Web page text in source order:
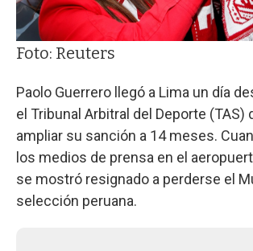
Foto: Reuters
Paolo Guerrero llegó a Lima un día
el Tribunal Arbitral del Deporte (TAS)
ampliar su sanción a 14 meses.
los medios de prensa en el
se mostró resignado a perderse el
selección peruana.